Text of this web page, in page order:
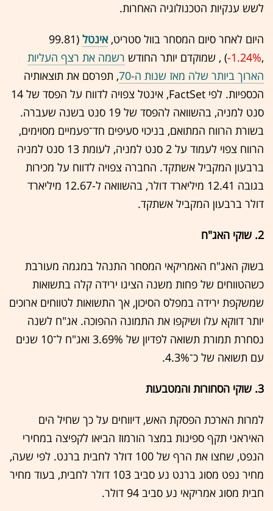
לשש ענקיות הטכנולוגיה האחרות.
היום לאחר סיום המסחר בוול סטריט,אינטל (99.81
,‎
-1.24%‏) , שמוקדם יותר החודש רשמה את רצף העליות
הארוך ביותר שלה מאז שנות ה-70
, תפרסם את תוצאותיה
הכספיות. לפי FactSet, אינטל צפויה לדווח על הפסד של 14
סנט למניה, בהשוואה להפסד של 19 סנט בשנה שעברה.
בשורת הרווח המתואם, בניכוי סעיפים חד־פעמיים מסוימים,
הרווח צפוי לעמוד על 2 סנט למניה, לעומת 13 סנט למניה
ברבעון המקביל אשתקד. החברה צפויה לדווח על מכירות
בגובה 12.41 מיליארד דולר, בהשוואה ל-12.67 מיליארד
דולר ברבעון המקביל אשתקד.
2. שוקי האג"ח
בשוק האג"ח האמריקאי המסחר התנהל במגמה מעורבת
כשהטווחים של פחות משנה הציגו ירידה קלה בתשואות
שמשקפת ירידה במפלס הסיכון, אך התשואות לטווחים ארוכים
יותר דווקא עלו ושיקפו את התמונה ההפוכה. אג"ח לשנה
נסחרת תמורת תשואה לפדיון של 3.69% ואג"ח ל־10 שנים
עם תשואה של כ־4.3%.
3. שוקי הסחורות והמטבעות
למרות הארכת הפסקת האש, דיווחים על כך שחיל הים
האיראני תקף ספינות במצר הורמוז הביאו לקפיצה במחירי
הנפט, שחצו את הרף של 100 דולר לחבית ברנט. לפי שעה,
מחיר נפט מסוג ברנט נע סביב 103 דולר לחבית, בעוד מחיר
חבית מסוג אמריקאי נע סביב 94 דולר.